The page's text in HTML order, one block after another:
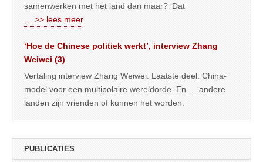
samenwerken met het land dan maar? ‘Dat
… >> lees meer
‘Hoe de Chinese politiek werkt’, interview Zhang
Weiwei (3)
Vertaling interview Zhang Weiwei. Laatste deel: China-
model voor een multipolaire wereldorde. En … andere
landen zijn vrienden of kunnen het worden.
PUBLICATIES